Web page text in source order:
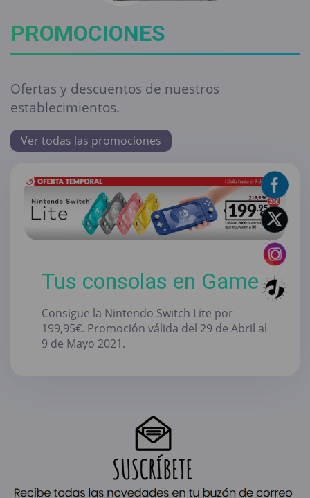
PROMOCIONES
Ofertas y descuentos de nuestros
establecimientos.
Ver todas las promociones
Tus consolas en Game
Consigue la Nintendo Switch Lite por
199,95€. Promoción válida del 29 de Abril al
9 de Mayo 2021.